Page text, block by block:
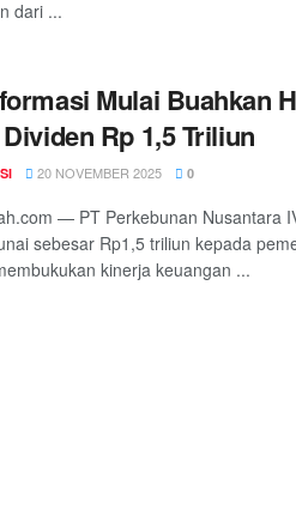
dari ...
Mulai Buahkan
Rp 1,5 Triliun
20 NOVEMBER 2025 0
— PT Perkebunan Nusantara
sebesar Rp1,5 triliun kepada
kinerja keuangan ...